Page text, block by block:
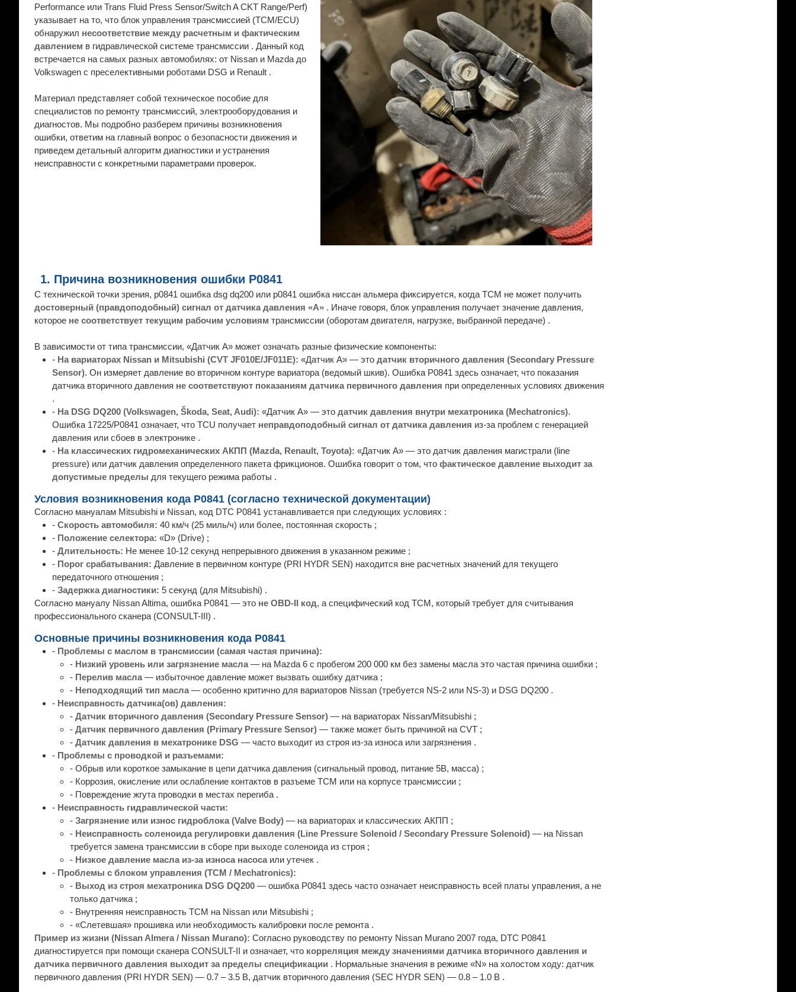
Performance или Trans Fluid Press Sensor/Switch A CKT Range/Perf)
указывает на то, что блок управления трансмиссией (TCM/ECU)
обнаружил несоответствие между расчетным и фактическим
давлением в гидравлической системе трансмиссии . Данный код
встречается на самых разных автомобилях: от Nissan и Mazda до
Volkswagen с преселективными роботами DSG и Renault .
Материал представляет собой техническое пособие для
специалистов по ремонту трансмиссий, электрооборудования и
диагностов. Мы подробно разберем причины возникновения
ошибки, ответим на главный вопрос о безопасности движения и
приведем детальный алгоритм диагностики и устранения
неисправности с конкретными параметрами проверок.
1. Причина возникновения ошибки P0841
С технической точки зрения, p0841 ошибка dsg dq200 или p0841 ошибка ниссан альмера фиксируется, когда TCM не может получить
достоверный (правдоподобный) сигнал от датчика давления «А» . Иначе говоря, блок управления получает значение давления,
которое не соответствует текущим рабочим условиям трансмиссии (оборотам двигателя, нагрузке, выбранной передаче) .
В зависимости от типа трансмиссии, «Датчик А» может означать разные физические компоненты:
- На вариаторах Nissan и Mitsubishi (CVT JF010E/JF011E): «Датчик А» — это датчик вторичного давления (Secondary Pressure
Sensor). Он измеряет давление во вторичном контуре вариатора (ведомый шкив). Ошибка P0841 здесь означает, что показания
датчика вторичного давления не соответствуют показаниям датчика первичного давления при определенных условиях движения
.
- На DSG DQ200 (Volkswagen, Škoda, Seat, Audi): «Датчик А» — это датчик давления внутри мехатроника (Mechatronics).
Ошибка 17225/P0841 означает, что TCU получает неправдоподобный сигнал от датчика давления из-за проблем с генерацией
давления или сбоев в электронике .
- На классических гидромеханических АКПП (Mazda, Renault, Toyota): «Датчик А» — это датчик давления магистрали (line
pressure) или датчик давления определенного пакета фрикционов. Ошибка говорит о том, что фактическое давление выходит за
допустимые пределы для текущего режима работы .
Условия возникновения кода P0841 (согласно технической документации)
Согласно мануалам Mitsubishi и Nissan, код DTC P0841 устанавливается при следующих условиях :
- Скорость автомобиля: 40 км/ч (25 миль/ч) или более, постоянная скорость ;
- Положение селектора: «D» (Drive) ;
- Длительность: Не менее 10-12 секунд непрерывного движения в указанном режиме ;
- Порог срабатывания: Давление в первичном контуре (PRI HYDR SEN) находится вне расчетных значений для текущего
передаточного отношения ;
- Задержка диагностики: 5 секунд (для Mitsubishi) .
Согласно мануалу Nissan Altima, ошибка P0841 — это не OBD-II код, а специфический код TCM, который требует для считывания
профессионального сканера (CONSULT-III) .
Основные причины возникновения кода P0841
- Проблемы с маслом в трансмиссии (самая частая причина):
- Низкий уровень или загрязнение масла — на Mazda 6 с пробегом 200 000 км без замены масла это частая причина ошибки ;
- Перелив масла — избыточное давление может вызвать ошибку датчика ;
- Неподходящий тип масла — особенно критично для вариаторов Nissan (требуется NS-2 или NS-3) и DSG DQ200 .
- Неисправность датчика(ов) давления:
- Датчик вторичного давления (Secondary Pressure Sensor) — на вариаторах Nissan/Mitsubishi ;
- Датчик первичного давления (Primary Pressure Sensor) — также может быть причиной на CVT ;
- Датчик давления в мехатронике DSG — часто выходит из строя из-за износа или загрязнения .
- Проблемы с проводкой и разъемами:
- Обрыв или короткое замыкание в цепи датчика давления (сигнальный провод, питание 5В, масса) ;
- Коррозия, окисление или ослабление контактов в разъеме TCM или на корпусе трансмиссии ;
- Повреждение жгута проводки в местах перегиба .
- Неисправность гидравлической части:
- Загрязнение или износ гидроблока (Valve Body) — на вариаторах и классических АКПП ;
- Неисправность соленоида регулировки давления (Line Pressure Solenoid / Secondary Pressure Solenoid) — на Nissan
требуется замена трансмиссии в сборе при выходе соленоида из строя ;
- Низкое давление масла из-за износа насоса или утечек .
- Проблемы с блоком управления (TCM / Mechatronics):
- Выход из строя мехатроника DSG DQ200 — ошибка P0841 здесь часто означает неисправность всей платы управления, а не
только датчика ;
- Внутренняя неисправность TCM на Nissan или Mitsubishi ;
- «Слетевшая» прошивка или необходимость калибровки после ремонта .
Пример из жизни (Nissan Almera / Nissan Murano): Согласно руководству по ремонту Nissan Murano 2007 года, DTC P0841
диагностируется при помощи сканера CONSULT-II и означает, что корреляция между значениями датчика вторичного давления и
датчика первичного давления выходит за пределы спецификации . Нормальные значения в режиме «N» на холостом ходу: датчик
первичного давления (PRI HYDR SEN) — 0.7 – 3.5 В, датчик вторичного давления (SEC HYDR SEN) — 0.8 – 1.0 В .